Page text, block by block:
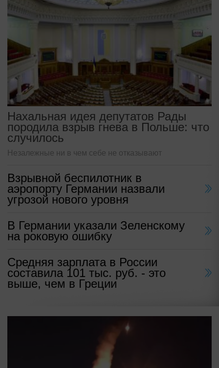
Нахальная идея депутатов Рады
породила взрыв гнева в Польше: что
случилось
Незалежные ни в чем себе не отказывают
Взрывной беспилотник в
аэропорту Германии назвали
угрозой нового уровня
В Германии указали Зеленскому
на роковую ошибку
Средняя зарплата в России
составила 101 тыс. руб. - это
выше, чем в Греции